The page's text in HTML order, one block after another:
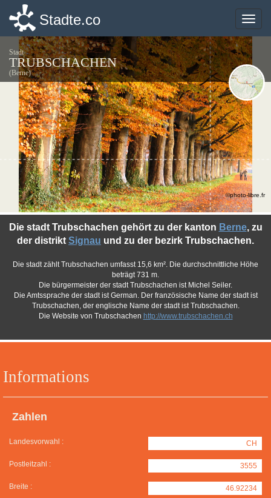
Toggle
Stadte.co
Stadt
TRUBSCHACHEN
(Berne)
Informations
Zahlen
Landesvorwahl : CH
Postleitzahl : 3555
Breite : 46.92234
Die stadt Trubschachen gehört zu der kanton Berne, zu
der distrikt Signau und zu der bezirk Trubschachen.
Die stadt zählt Trubschachen umfasst 15,6 km². Die durchschnittliche Höhe
beträgt 731 m.
Die bürgermeister der stadt Trubschachen ist Michel Seiler.
Die Amtssprache der stadt ist German. Der französische Name der stadt ist
Trubschachen, der englische Name der stadt ist Trubschachen.
Die Website von Trubschachen http://www.trubschachen.ch
©photo-libre.fr
Toggle
Stadte.co